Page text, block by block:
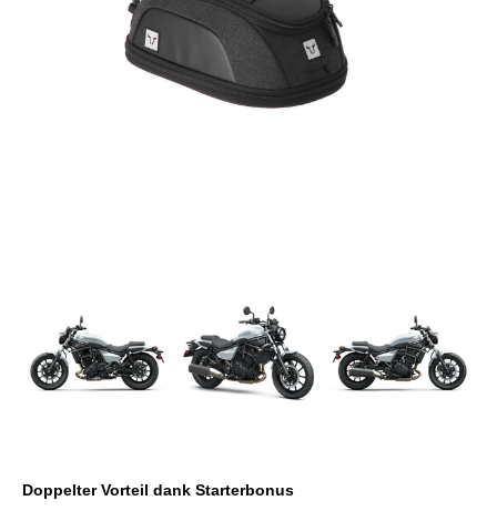
Doppelter Vorteil dank Starterbonus